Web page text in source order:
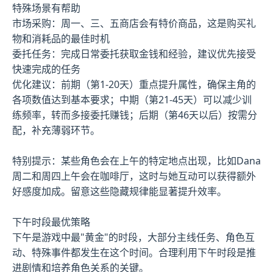
特殊场景有帮助
市场采购：周一、三、五商店会有特价商品，这是购买礼
物和消耗品的最佳时机
委托任务：完成日常委托获取金钱和经验，建议优先接受
快速完成的任务
优化建议：前期（第1-20天）重点提升属性，确保主角的
各项数值达到基本要求；中期（第21-45天）可以减少训
练频率，转而多接委托赚钱；后期（第46天以后）按需分
配，补充薄弱环节。
特别提示：某些角色会在上午的特定地点出现，比如Dana
周二和周四上午会在咖啡厅，这时与她互动可以获得额外
好感度加成。留意这些隐藏规律能显著提升效率。
下午时段最优策略
下午是游戏中最"黄金"的时段，大部分主线任务、角色互
动、特殊事件都发生在这个时间。合理利用下午时段是推
进剧情和培养角色关系的关键。